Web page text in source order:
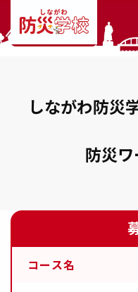
しながわ防
防災
コース名